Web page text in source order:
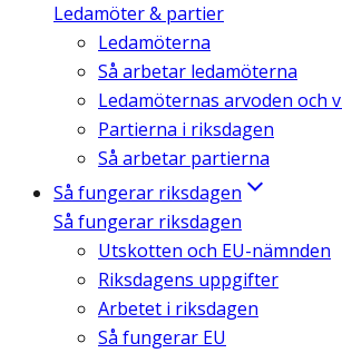
Ledamöter & partier
Ledamöterna
Så arbetar ledamöterna
Ledamöternas arvoden och
Partierna i riksdagen
Så arbetar partierna
Så fungerar riksdagen
Så fungerar riksdagen
Utskotten och EU-nämnden
Riksdagens uppgifter
Arbetet i riksdagen
Så fungerar EU